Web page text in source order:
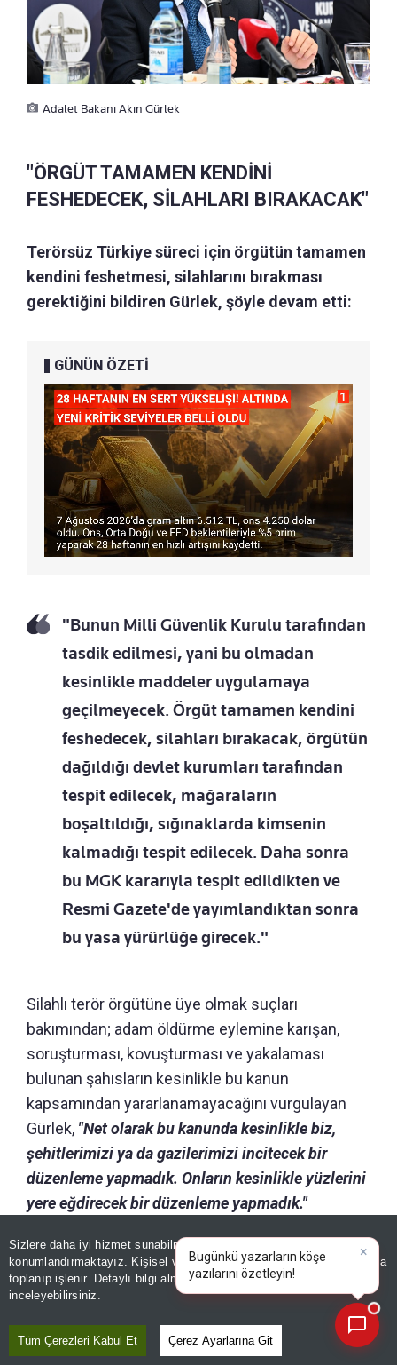
Sizlere daha iyi hizmet sunabilmek adına sitemizde
konumlandırmaktayız. Kişisel verileriniz, KVKK ve GDPR kapsamında
toplanıp işlenir. Detaylı bilgi almak içinAydınlatma Metnimizi
inceleyebilirsiniz.
Tüm Çerezleri Kabul Et Çerez Ayarlarına Git
Adalet Bakanı Akın Gürlek
"ÖRGÜT TAMAMEN KENDİNİ
FESHEDECEK, SİLAHLARI BIRAKACAK"
Terörsüz Türkiye süreci için örgütün tamamen
kendini feshetmesi, silahlarını bırakması
gerektiğini bildiren Gürlek, şöyle devam etti:
GÜNÜN ÖZETİ
"Bunun Milli Güvenlik Kurulu tarafından
tasdik edilmesi, yani bu olmadan
kesinlikle maddeler uygulamaya
geçilmeyecek. Örgüt tamamen kendini
feshedecek, silahları bırakacak, örgütün
dağıldığı devlet kurumları tarafından
tespit edilecek, mağaraların
boşaltıldığı, sığınaklarda kimsenin
kalmadığı tespit edilecek. Daha sonra
bu MGK kararıyla tespit edildikten ve
Resmi Gazete'de yayımlandıktan sonra
bu yasa yürürlüğe girecek."
Silahlı terör örgütüne üye olmak suçları
bakımından; adam öldürme eylemine karışan,
soruşturması, kovuşturması ve yakalaması
bulunan şahısların kesinlikle bu kanun
kapsamından yararlanamayacağını vurgulayan
Gürlek, "Net olarak bu kanunda kesinlikle biz,
şehitlerimizi ya da gazilerimizi incitecek bir
düzenleme yapmadık. Onların kesinlikle yüzlerini
yere eğdirecek bir düzenleme yapmadık."
B